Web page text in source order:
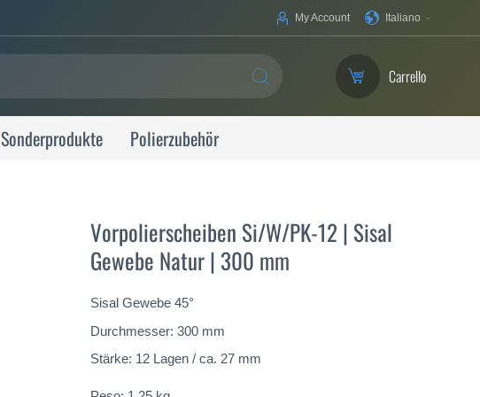
La
Italiano
My Account
SEARCH Carrello
Sonderprodukte Polierzubehör
Vorpolierscheiben Si/W/PK-12 | Sisal
Gewebe Natur | 300 mm
Sisal Gewebe 45°
Durchmesser: 300 mm
Stärke: 12 Lagen / ca. 27 mm